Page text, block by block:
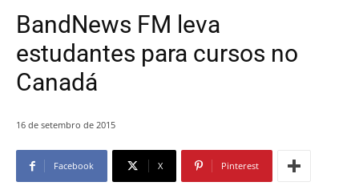
BandNews FM leva
estudantes para cursos no
Canadá
16 de setembro de 2015
Facebook X Pinterest